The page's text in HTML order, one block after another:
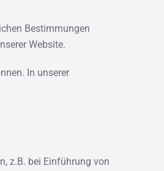
Bestimmungen
Website.
In unserer
z.B. bei Einführung von